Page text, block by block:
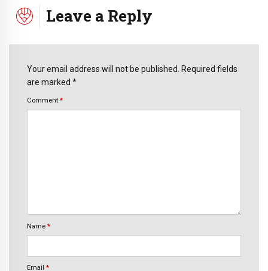
Leave a Reply
Your email address will not be published. Required fields
are marked *
Comment *
Name *
Email *